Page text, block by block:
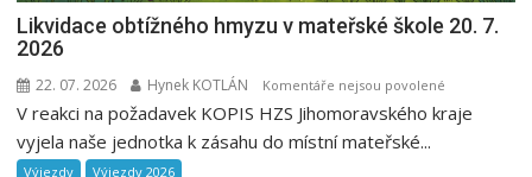
Likvidace obtížného hmyzu v mateřské škole 20. 7.
2026
22. 07. 2026 Hynek KOTLÁN Komentáře nejsou povolené
textu
V reakci na požadavek KOPIS HZS Jihomoravského kraje
vyjela naše jednotka k zásahu do místní mateřské...
Výjezdy Výjezdy 2026